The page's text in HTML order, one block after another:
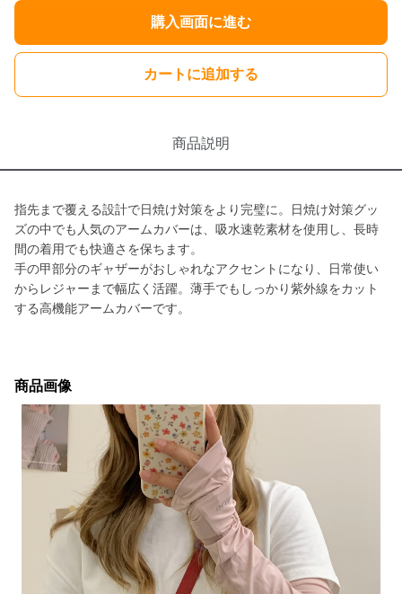
購入画面に進む
カートに追加する
商品説明
指先まで覆える設計で日焼け対策をより完璧に。日焼け対策グッ
ズの中でも人気のアームカバーは、吸水速乾素材を使用し、長時
間の着用でも快適さを保ちます。
手の甲部分のギャザーがおしゃれなアクセントになり、日常使い
からレジャーまで幅広く活躍。薄手でもしっかり紫外線をカット
する高機能アームカバーです。
商品画像